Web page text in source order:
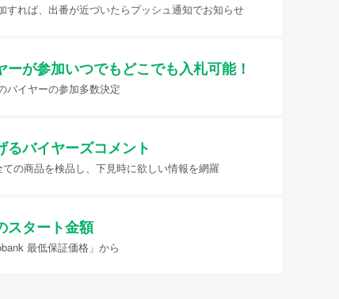
すれば、出番が近づいたらプッシュ通知でお知らせ
ーが参加いつでもどこでも入札可能！
バイヤーの参加多数決定
るバイヤーズコメント
の商品を検品し、下見時に欲しい情報を網羅
スタート金額
最低保証価格」から